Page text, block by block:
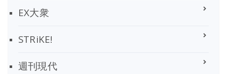
EX大衆
STRiKE!
週刊現代